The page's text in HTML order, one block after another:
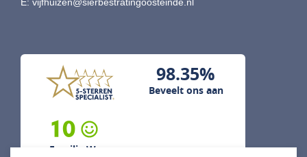
E: vijfhuizen@sierbestratingoosteinde.nl
98.35%
Beveelt ons aan
10
Familie W...